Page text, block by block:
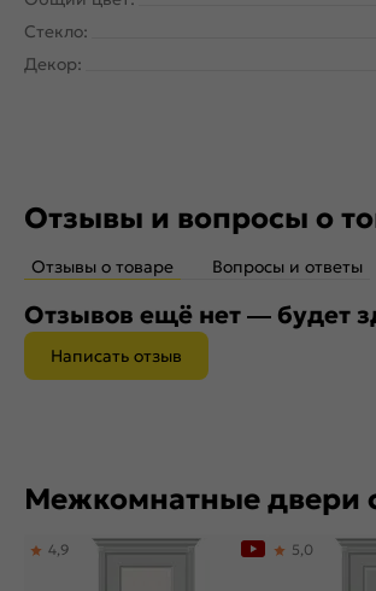
Стекло:
Декор:
Отзывы и вопросы о
Отзывы о товаре Вопросы и ответы
Отзывов ещё нет — будет
Написать отзыв
Межкомнатные двери
4,9 5,0